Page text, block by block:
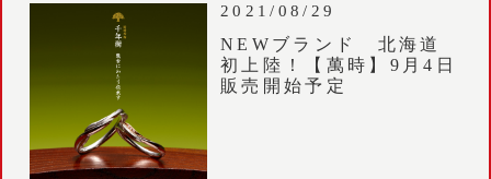
2021/08/29
NEWブランド 北海道
初上陸！【萬時】9月4日
販売開始予定